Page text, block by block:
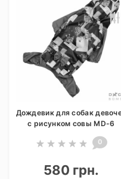
Дождевик для собак
с рисунком совы MD-6
0
580 грн.